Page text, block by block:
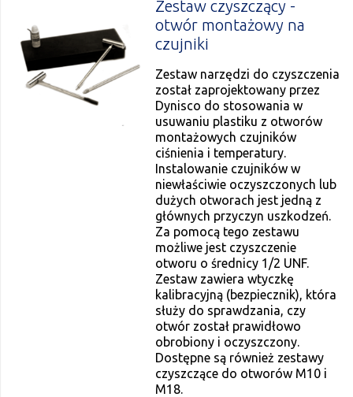
Zestaw czyszczący -
otwór montażowy na
czujniki
Zestaw narzędzi do czyszczenia
został zaprojektowany przez
Dynisco do stosowania w
usuwaniu plastiku z otworów
montażowych czujników
ciśnienia i temperatury.
Instalowanie czujników w
niewłaściwie oczyszczonych lub
dużych otworach jest jedną z
głównych przyczyn uszkodzeń.
Za pomocą tego zestawu
możliwe jest czyszczenie
otworu o średnicy 1/2 UNF.
Zestaw zawiera wtyczkę
kalibracyjną (bezpiecznik), która
służy do sprawdzania, czy
otwór został prawidłowo
obrobiony i oczyszczony.
Dostępne są również zestawy
czyszczące do otworów M10 i
M18.